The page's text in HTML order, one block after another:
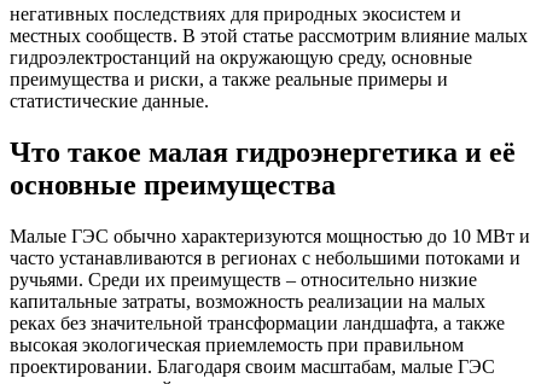
негативных последствиях для природных экосистем и
местных сообществ. В этой статье рассмотрим влияние малых
гидроэлектростанций на окружающую среду, основные
преимущества и риски, а также реальные примеры и
статистические данные.
Что такое малая гидроэнергетика и её
основные преимущества
Малые ГЭС обычно характеризуются мощностью до 10 МВт и
часто устанавливаются в регионах с небольшими потоками и
ручьями. Среди их преимуществ – относительно низкие
капитальные затраты, возможность реализации на малых
реках без значительной трансформации ландшафта, а также
высокая экологическая приемлемость при правильном
проектировании. Благодаря своим масштабам, малые ГЭС